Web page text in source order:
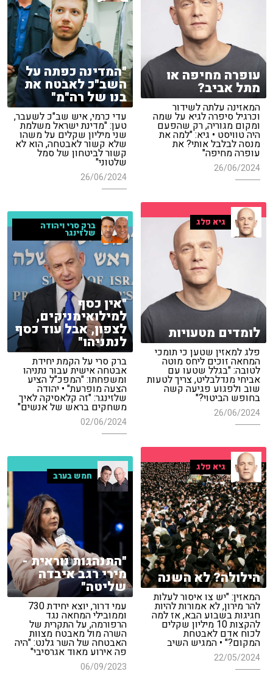
עופרה מחיפה או
מתל אביב?
המאזינה עלתה לשידור
וכרגיל סיפרה לגיא על שמה
ומקום מגוריה, רק שהפעם
היה טוויסט • גיא: "למה את
מנסה לבלבל אותי? את
עופרה מחיפה"
26/06/2024
"המדינה כפתה על
השב"כ לאבטח את
בנו של רה"מ"
עדי כרמי, איש שב"כ לשעבר,
טען: "מדינת ישראל משלמת
שני מיליון שקלים על משהו
שלא קשור לאבטחה, הוא לא
קשור לביטחון של סמל
שלטוני"
26/06/2024
גיא פלג
לומדים מטעויות
פלג למאזין שטען כי תומכי
המחאה זוכים ליחס מוטה
לטובה: "בגלל שטעו עם
אביחי מנדלבליט, צריך לטעות
שוב ולפגוע פגיעה קשה
בחופש הביטוי?"
26/06/2024
ברק סרי ויהודה
שלזינגר
"אין כסף
למילואימניקים,
לצפון, אבל עוד כסף
לנתניהו"
ברק סרי על הקמת יחידת
אבטחה אישית עבור נתניהו
ומשפחתו: "המפכ"ל הציע
הצעה מופרעת" • יהודה
שלזינגר: "זה קלאסיקה לאיך
משחקים בראש של אנשים"
02/06/2024
גיא פלג
הילולה? לא השנה
המאזין: "יש צו איסור לעלות
להר מירון, לא אמורות להיות
חגיגות בשבוע הבא, אז למה
להקצות 10 מיליון שקלים
לכוח אדם לאבטחת
המקום?" • המגיש השיב
22/05/2024
חמש בערב
"התנהגות נוראית -
מירי רגב איבדה
שליטה"
עמי דרור, יוצא יחידת 730
וממובילי המחאה נגד
הרפורמה, על התקרית של
השרה מול מאבטח מצוות
האבטחה של השר גלנט: "היה
פה אירוע מאוד אגרסיבי"
06/09/2023